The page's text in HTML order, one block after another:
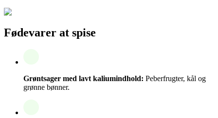
Fødevarer at spise
Grøntsager med lavt kaliumindhold: Peberfrugter, kål og
grønne bønner.